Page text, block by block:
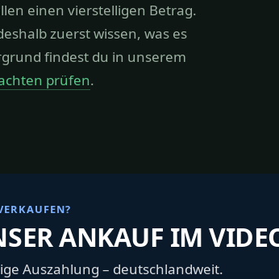
einen vierstelligen Betrag.
zuerst wissen, was es
findest du in unserem
prüfen.
ANKAUF IM
Auszahlung – deutschlandweit.